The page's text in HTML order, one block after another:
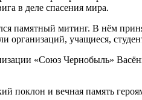
в деле спасения мира.
памятный митинг. В нём
организаций, учащиеся,
«Союз Чернобыль»
поклон и вечная память